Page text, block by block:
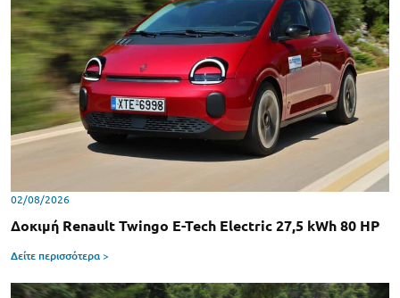
02/08/2026
Δοκιμή Renault Twingo E-Tech Electric 27,5 kWh 80 HP
Δείτε περισσότερα >